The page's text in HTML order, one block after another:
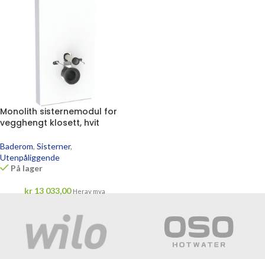
Monolith sisternemodul for
vegghengt klosett, hvit
Baderom, Sisterner,
Utenpåliggende
På lager
kr 13 033,00 Herav mva